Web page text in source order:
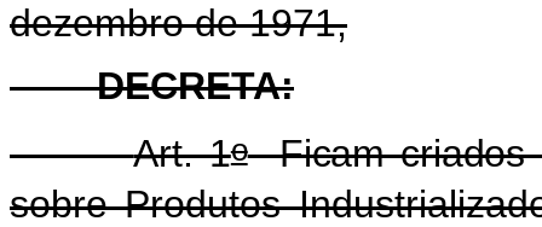
dezembro de 1971,
DECRETA:
Art. 1oFicam criados
sobre Produtos